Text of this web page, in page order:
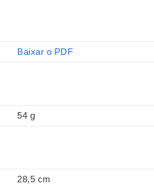
Baixar o PDF
54 g
28,5 cm